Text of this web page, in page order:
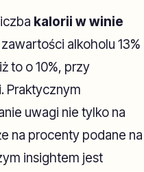
kalorii w winie
alkoholu 13%
to o 10%, przy
Praktycznym
uwagi nie tylko na
na procenty podane na
insightem jest